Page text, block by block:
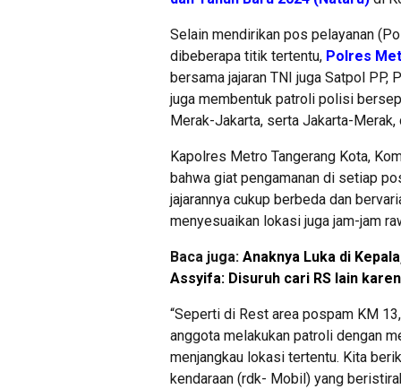
Selain mendirikan pos pelayanan
dibeberapa titik tertentu, Polres
bersama jajaran TNI juga Satpol PP,
juga membentuk patroli polisi
Merak-Jakarta, serta Jakarta-Merak,
Kapolres Metro Tangerang Kota,
bahwa giat pengamanan di setiap
jajarannya cukup berbeda dan
menyesuaikan lokasi juga jam-jam
Baca juga: Anaknya Luka di
Assyifa: Disuruh cari RS lain
“Seperti di Rest area pospam KM
anggota melakukan patroli dengan
menjangkau lokasi tertentu. Kita
kendaraan (rdk- Mobil) yang